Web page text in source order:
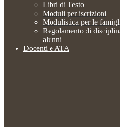
Libri di Testo
Moduli per iscrizioni
Modulistica per le
Regolamento di
alunni
Docenti e ATA